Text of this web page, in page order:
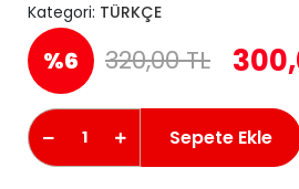
Kategori: TÜRKÇE
%6 320,00 TL
Sepete Ekle